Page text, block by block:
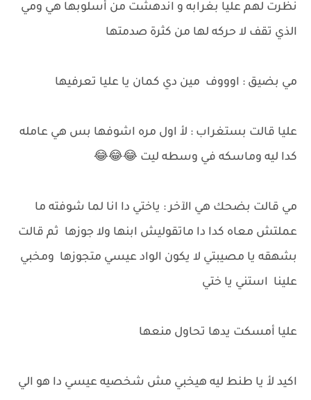
نظرت لهم عليا بغرابه و اندهشت من أسلوبها هي ومي
الذي تقف لا حركه لها من كثرة صدمتها
مي بضيق : اوووف مين دي كمان يا عليا تعرفيها
عليا قالت بستغراب : لأ اول مره اشوفها بس هي عامله
كدا ليه وماسكه في وسطه ليت 😂😂😂
مي قالت بضحك هي الآخر : ياختي دا انا لما شوفته ما
عملتش معاه كدا دا ماتقوليش ابنها ولا جوزها ثم قالت
بشهقه يا مصيبتي لا يكون الواد عيسي متجوزها ومخبي
علينا استني يا ختي
عليا أمسكت يدها تحاول منعها
اكيد لأ يا طنط ليه هيخبي مش شخصيه عيسي دا هو الي